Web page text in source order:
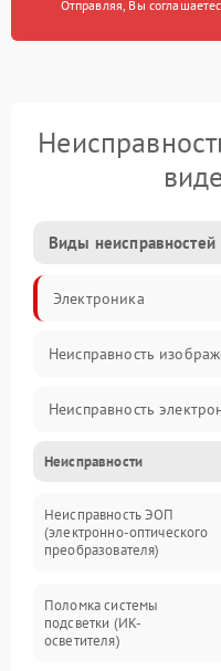
Отправляя, Вы
Виды неисправностей
Электроника
Неисправность
Неисправность
Механические
Неисправность
Оптика
Неисправности
Неисправность ЭОП
(электронно-оптического
преобразователя)
Поломка системы
подсветки (ИК-
осветителя)